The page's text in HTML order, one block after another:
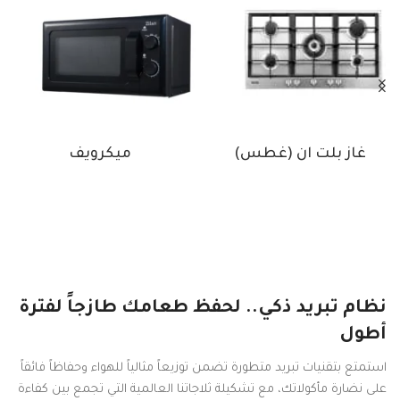
غاز بلت ان (غطس) ميكرويف
نظام تبريد ذكي.. لحفظ طعامك طازجاً لفترة
أطول
استمتع بتقنيات تبريد متطورة تضمن توزيعاً مثالياً للهواء وحفاظاً فائقاً
على نضارة مأكولاتك، مع تشكيلة ثلاجاتنا العالمية التي تجمع بين كفاءة